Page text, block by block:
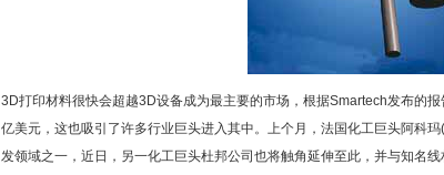
3D打印材料很快会超越3D设备成为最主要的市场，根据Smartech发布的
亿美元，这也吸引了许多行业巨头进入其中。上个月，法国化工巨头阿科
发领域之一，近日，另一化工巨头杜邦公司也将触角延伸至此，并与知名